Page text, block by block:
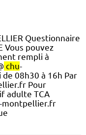
Questionnaire
Vous pouvez
rempli à
chu-
08h30 à 16h Par
Pour
adulte TCA
-montpellier.fr